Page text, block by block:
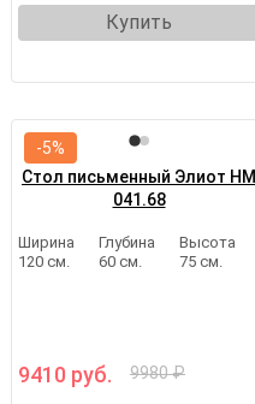
Купить
Стол письменный Элиот НМ
041.68
Ширина
120 см.
Глубина
60 см.
Высота
75 см.
9410 руб. 9980 ₽
-5%